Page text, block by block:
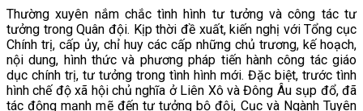
Thường xuyên nắm chắc tình hình tư tưởng và công tác tư
tưởng trong Quân đội. Kịp thời đề xuất, kiến nghị với Tổng cục
Chính trị, cấp ủy, chỉ huy các cấp những chủ trương, kế hoạch,
nội dung, hình thức và phương pháp tiến hành công tác giáo
dục chính trị, tư tưởng trong tình hình mới. Đặc biệt, trước tình
hình chế độ xã hội chủ nghĩa ở Liên Xô và Đông Âu sụp đổ, đã
tác động mạnh mẽ đến tư tưởng bộ đội, Cục và Ngành Tuyên